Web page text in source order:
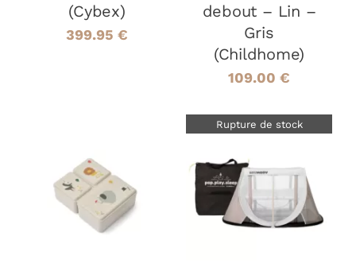
(Cybex)
399.95 €
debout – Lin –
Gris
(Childhome)
109.00 €
AJOUTER AU
PANIER
/
DÉTAILS
Rupture de stock
DÉTAILS